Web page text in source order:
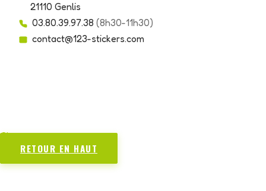
21110 Genlis
03.80.39.97.38 (8h30-11h30)
contact@123-stickers.com
Chargement...
RETOUR EN HAUT